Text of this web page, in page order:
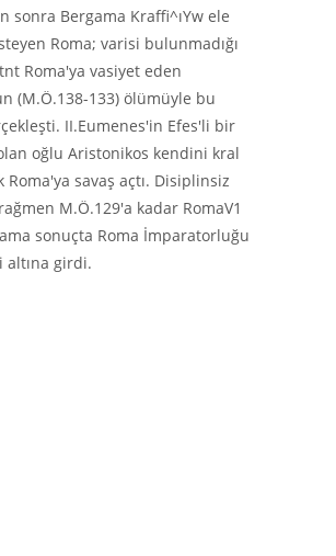
sonra Bergama Kraffi^ıYw ele
Roma; varisi bulunmadığı
Roma'ya vasiyet eden
(M.Ö.138-133) ölümüyle bu
II.Eumenes'in Efes'li bir
oğlu Aristonikos kendini kral
Roma'ya savaş açtı. Disiplinsiz
M.Ö.129'a kadar RomaV1
sonuçta Roma İmparatorluğu
altına girdi.